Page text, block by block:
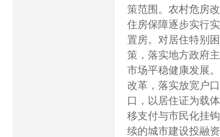
策范围。农村危房
住房保障逐步实行
置房。对居住特别
策，落实地方政府
市场平稳健康发展
改革，落实放宽户
口，以居住证为载
移支付与市民化挂
续的城市建设投融